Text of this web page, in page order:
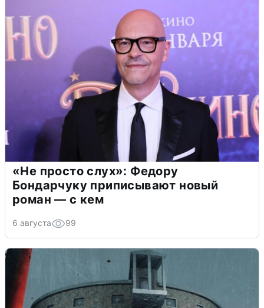
«Не просто слух»: Федору
Бондарчуку приписывают новый
роман — с кем
6 августа 99